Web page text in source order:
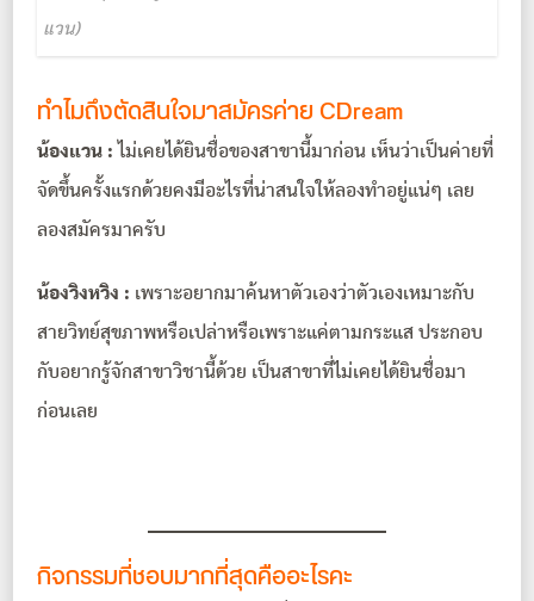
แวน)
ทำไมถึงตัดสินใจมาสมัครค่าย CDream
น้องแวน : ไม่เคยได้ยินชื่อของสาขานี้มาก่อน เห็นว่าเป็นค่ายที่
จัดขึ้นครั้งแรกด้วยคงมีอะไรที่น่าสนใจให้ลองทำอยู่แน่ๆ เลย
ลองสมัครมาครับ
น้องวิงหวิง : เพราะอยากมาค้นหาตัวเองว่าตัวเองเหมาะกับ
สายวิทย์สุขภาพหรือเปล่าหรือเพราะแค่ตามกระแส ประกอบ
กับอยากรู้จักสาขาวิชานี้ด้วย เป็นสาขาที่ไม่เคยได้ยินชื่อมา
ก่อนเลย
กิจกรรมที่ชอบมากที่สุดคืออะไรคะ